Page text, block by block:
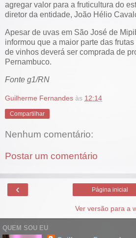
agregar valor para a fruticultura do
diretor da entidade, João Hélio
Apesar de uvas em São José de
informou que a maior parte das
de vinhos deverá ser comprada de
Pernambuco.
Fonte g1/RN
Guilherme Fernandes às 12:14
Compartilhar
Nenhum comentário:
Postar um comentário
‹ Página inicial
Ver versão para a
QUEM SOU EU